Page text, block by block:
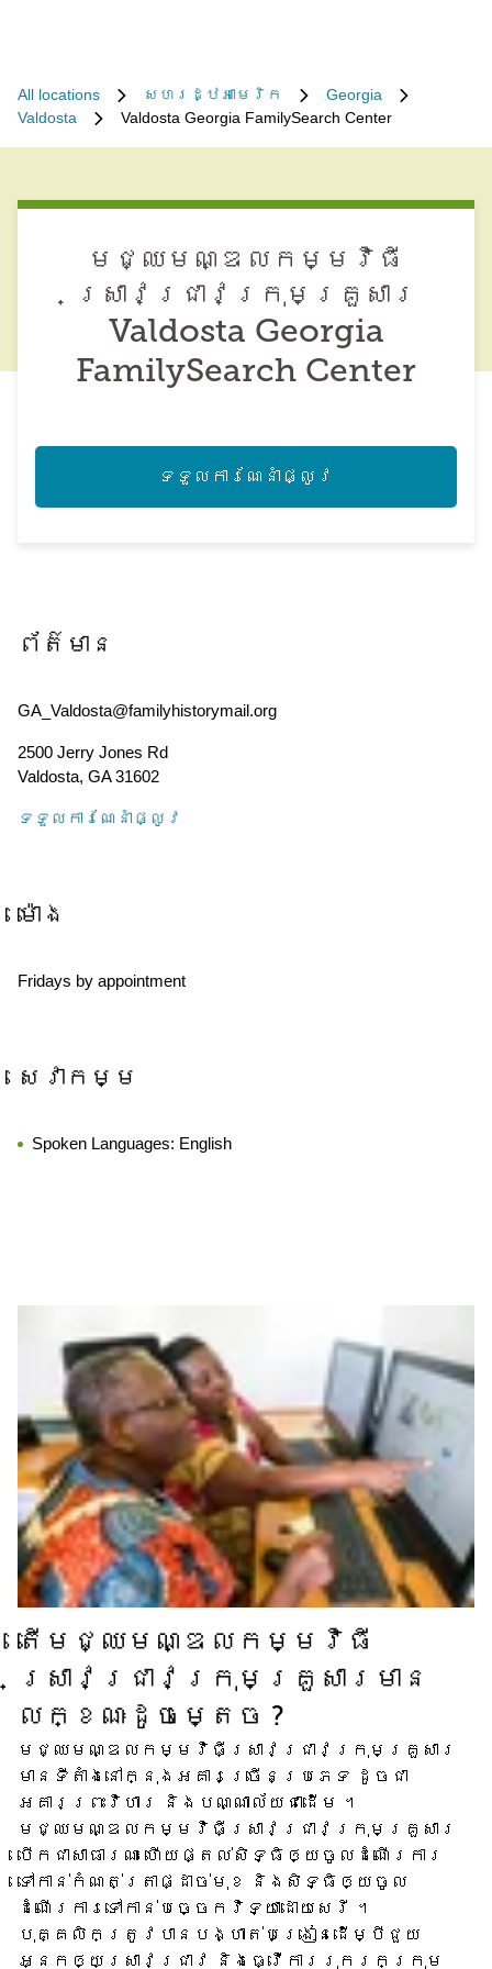
All locations សហរដ្ឋអាមេរិក
Georgia
Valdosta
Valdosta Georgia FamilySearch Center
មជ្ឈមណ្ឌល​កម្មវិធី​
ស្រាវជ្រាវ​ក្រុមគ្រួសារ
Valdosta Georgia
FamilySearch Center
ទទួល​ការណែនាំ​ផ្លូវ
ព័ត៌មាន
GA_Valdosta@familyhistorymail.org
2500 Jerry Jones Rd
Valdosta, GA31602
ទទួល​ការណែនាំ​ផ្លូវ
ម៉ោង
Fridays by appointment
សេវាកម្ម
Spoken Languages: English
តើ​មជ្ឈមណ្ឌល​កម្មវិធី​
ស្រាវជ្រាវ​ក្រុមគ្រួសារ​មាន​
លក្ខណៈ​ដូចម្តេច ?
មជ្ឈមណ្ឌល​កម្មវិធី​ស្រាវជ្រាវ​ក្រុមគ្រួសារ​
មាន​ទីតាំង​នៅក្នុង​អគារ​ច្រើន​ប្រភេទ ដូចជា​
អគារ​ព្រះវិហារ និង​បណ្ណាល័យ​ជាដើម ។
មជ្ឈមណ្ឌល​កម្មវិធី​ស្រាវជ្រាវ​ក្រុមគ្រួសារ​
បើក​ជា​សាធារណៈ ហើយ​ផ្តល់​សិទ្ធិ​ឲ្យ​ចូល​ដំណើរការ​
ទៅកាន់​កំណត់ត្រា​ផ្ដាច់មុខ និង​សិទ្ធិ​ឲ្យ​ចូល​
ដំណើរការ​ទៅ​កាន់​បច្ចេកវិទ្យា​ដោយសេរី ។
បុគ្គលិក​ត្រូវ​បាន​បង្ហាត់​បង្រៀន​ដើម្បី​ជួយ​
អ្នក​ឲ្យ​ស្រាវជ្រាវ និង​ធ្វើការ​រុករក​ក្រុម